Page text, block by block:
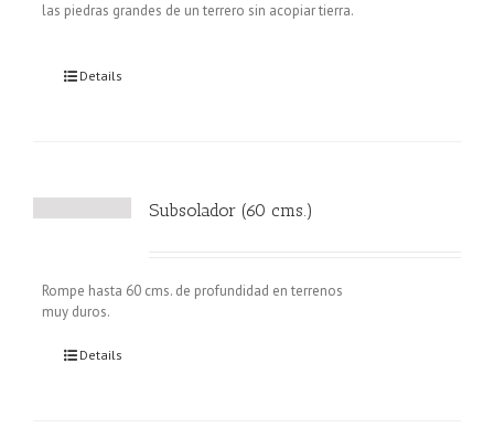
las piedras grandes de un terrero sin acopiar tierra.
Details
Subsolador (60 cms.)
Rompe hasta 60 cms. de profundidad en terrenos
muy duros.
Details